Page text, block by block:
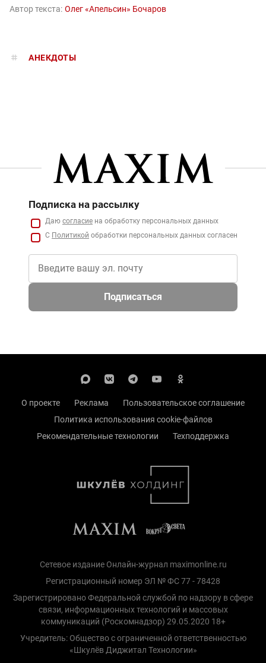
Автор текста: Олег «Апельсин» Бочаров
АНЕКДОТЫ
Подписка на рассылку
Даю согласие на обработку персональных данных
С Политикой обработки персональных данных согласен
Подписаться
О проекте Реклама
Пользовательское соглашение
Политика использования cookie-файлов
Рекомендательные технологии
Техподдержка
Сетевое издание Онлайн-журнал maximonline.ru
Регистрационный номер ЭЛ № ФС 77 - 78428
Зарегистрировано Федеральной службой по надзору в сфере
связи, информационных технологий и массовых
коммуникаций (Роскомнадзор) 29.05.2020 18+
Учредитель: Общество с ограниченной ответственностью
«Шкулёв Диджитал Технологии»